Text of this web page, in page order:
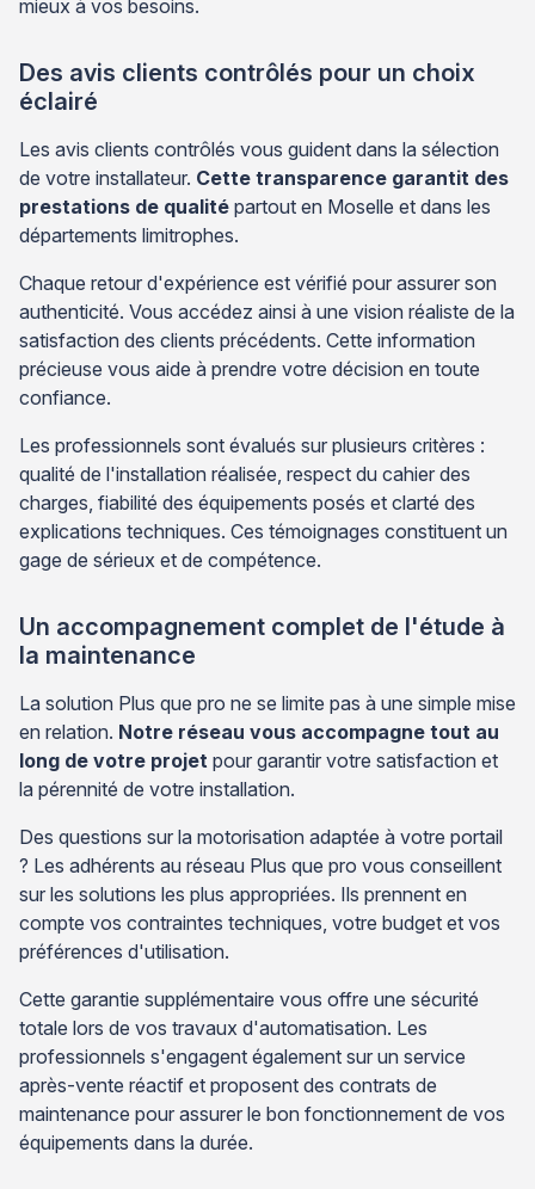
mieux à vos besoins.
Des avis clients contrôlés pour un choix
éclairé
Les avis clients contrôlés vous guident dans la sélection
de votre installateur. Cette transparence garantit des
prestations de qualité partout en Moselle et dans les
départements limitrophes.
Chaque retour d'expérience est vérifié pour assurer son
authenticité. Vous accédez ainsi à une vision réaliste de la
satisfaction des clients précédents. Cette information
précieuse vous aide à prendre votre décision en toute
confiance.
Les professionnels sont évalués sur plusieurs critères :
qualité de l'installation réalisée, respect du cahier des
charges, fiabilité des équipements posés et clarté des
explications techniques. Ces témoignages constituent un
gage de sérieux et de compétence.
Un accompagnement complet de l'étude à
la maintenance
La solution Plus que pro ne se limite pas à une simple mise
en relation. Notre réseau vous accompagne tout au
long de votre projet pour garantir votre satisfaction et
la pérennité de votre installation.
Des questions sur la motorisation adaptée à votre portail
? Les adhérents au réseau Plus que pro vous conseillent
sur les solutions les plus appropriées. Ils prennent en
compte vos contraintes techniques, votre budget et vos
préférences d'utilisation.
Cette garantie supplémentaire vous offre une sécurité
totale lors de vos travaux d'automatisation. Les
professionnels s'engagent également sur un service
après-vente réactif et proposent des contrats de
maintenance pour assurer le bon fonctionnement de vos
équipements dans la durée.